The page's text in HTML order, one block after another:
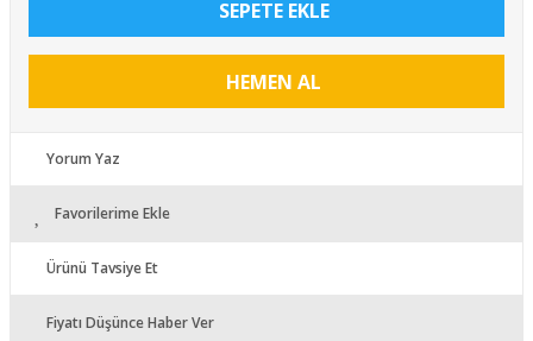
SEPETE EKLE
HEMEN AL
Yorum Yaz
Favorilerime Ekle
Ürünü Tavsiye Et
Fiyatı Düşünce Haber Ver